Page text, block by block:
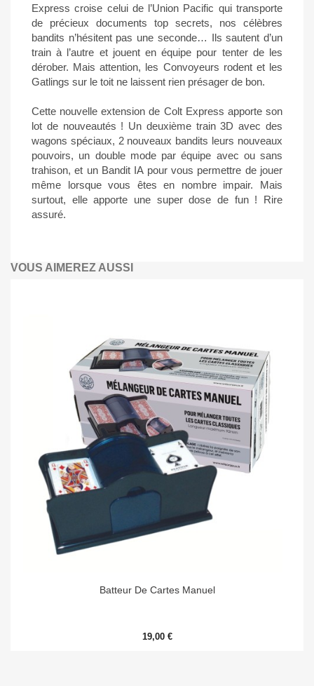
Express croise celui de l’Union Pacific qui transporte
de précieux documents top secrets, nos célèbres
bandits n’hésitent pas une seconde… Ils sautent d’un
train à l’autre et jouent en équipe pour tenter de les
dérober. Mais attention, les Convoyeurs rodent et les
Gatlings sur le toit ne laissent rien présager de bon.
Cette nouvelle extension de Colt Express apporte son
lot de nouveautés ! Un deuxième train 3D avec des
wagons spéciaux, 2 nouveaux bandits leurs nouveaux
pouvoirs, un double mode par équipe avec ou sans
trahison, et un Bandit IA pour vous permettre de jouer
même lorsque vous êtes en nombre impair. Mais
surtout, elle apporte une super dose de fun ! Rire
assuré.
VOUS AIMEREZ AUSSI
Batteur De Cartes Manuel
19,00 €